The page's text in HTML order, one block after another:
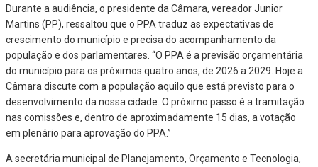
Durante a audiência, o presidente da Câmara, vereador Junior
Martins (PP), ressaltou que o PPA traduz as expectativas de
crescimento do município e precisa do acompanhamento da
população e dos parlamentares. “O PPA é a previsão orçamentária
do município para os próximos quatro anos, de 2026 a 2029. Hoje a
Câmara discute com a população aquilo que está previsto para o
desenvolvimento da nossa cidade. O próximo passo é a tramitação
nas comissões e, dentro de aproximadamente 15 dias, a votação
em plenário para aprovação do PPA.”
A secretária municipal de Planejamento, Orçamento e Tecnologia,